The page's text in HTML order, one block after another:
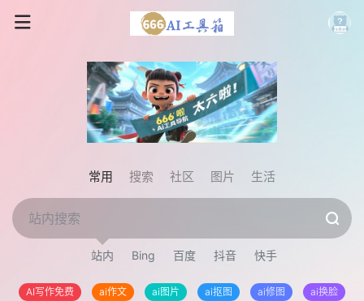
常用 搜索 社区 图片 生活
站内 Bing 百度 抖音 快手
AI写作免费 ai作文 ai图片 ai抠图 ai修图
ai换脸